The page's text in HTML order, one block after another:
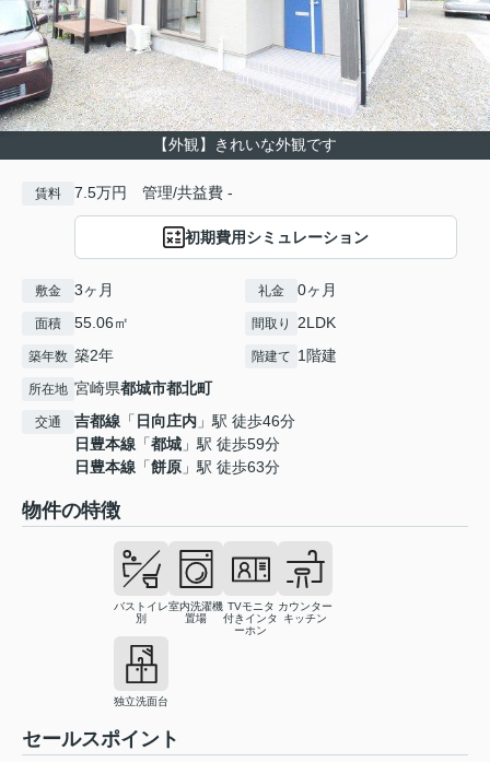
【外観】きれいな外観です
賃料 7.5万円 管理/共益費 -
初期費用シミュレーション
敷金 3ヶ月 礼金 0ヶ月
面積 55.06㎡ 間取り 2LDK
築年数 築2年 階建て 1階建
所在地 宮崎県都城市都北町
交通 吉都線 「 日向庄内 」駅 徒歩46分
日豊本線 「都城 」駅 徒歩59分
日豊本線 「餅原 」駅 徒歩63分
物件の特徴
バストイレ
別
室内洗濯機
置場
TVモニタ
付きインタ
ーホン
カウンター
キッチン
独立洗面台
セールスポイント